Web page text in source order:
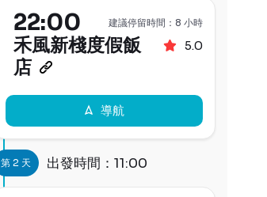
22:00
禾風新棧度假飯
店
5.0
建議停留時間：8 小時
導航
第 2 天 出發時間：11:00